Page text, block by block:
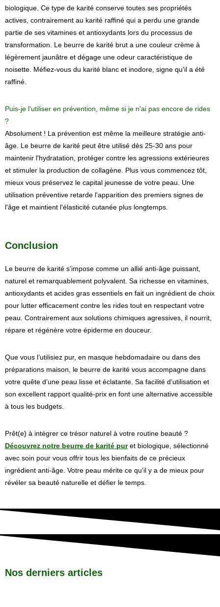
biologique. Ce type de karité conserve toutes ses propriétés
actives, contrairement au karité raffiné qui a perdu une grande
partie de ses vitamines et antioxydants lors du processus de
transformation. Le beurre de karité brut a une couleur crème à
légèrement jaunâtre et dégage une odeur caractéristique de
noisette. Méfiez-vous du karité blanc et inodore, signe qu'il a été
raffiné.
Puis-je l'utiliser en prévention, même si je n'ai pas encore de rides
?
Absolument ! La prévention est même la meilleure stratégie anti-
âge. Le beurre de karité peut être utilisé dès 25-30 ans pour
maintenir l'hydratation, protéger contre les agressions extérieures
et stimuler la production de collagène. Plus vous commencez tôt,
mieux vous préservez le capital jeunesse de votre peau. Une
utilisation préventive retarde l'apparition des premiers signes de
l'âge et maintient l'élasticité cutanée plus longtemps.
Conclusion
Le beurre de karité s’impose comme un allié anti-âge puissant,
naturel et remarquablement polyvalent. Sa richesse en vitamines,
antioxydants et acides gras essentiels en fait un ingrédient de choix
pour lutter efficacement contre les rides tout en respectant votre
peau. Contrairement aux solutions chimiques agressives, il nourrit,
répare et régénère votre épiderme en douceur.
Que vous l’utilisiez pur, en masque hebdomadaire ou dans des
préparations maison, le beurre de karité vous accompagne dans
votre quête d’une peau lisse et éclatante. Sa facilité d’utilisation et
son excellent rapport qualité-prix en font une alternative accessible
à tous les budgets.
Prêt(e) à intégrer ce trésor naturel à votre routine beauté ?
Découvrez notre beurre de karité puret biologique, sélectionné
avec soin pour vous offrir tous les bienfaits de ce précieux
ingrédient anti-âge. Votre peau mérite ce qu’il y a de mieux pour
révéler sa beauté naturelle et défier le temps.
Nos derniers articles